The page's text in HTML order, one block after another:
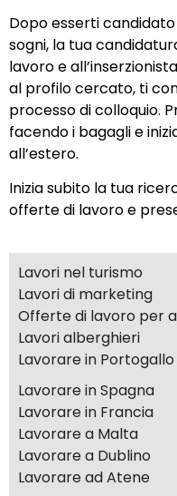
Dopo esserti
sogni, la tua
lavoro e
al profilo cercato, ti
processo di colloquio.
facendo i bagagli e
all’estero.
Inizia subito la tua
offerte di lavoro e
Lavori nel turismo
Lavori di marketing
Offerte di lavoro per
Lavori alberghieri
Lavorare in Portogallo
Lavorare in Spagna
Lavorare in Francia
Lavorare a Malta
Lavorare a Dublino
Lavorare ad Atene